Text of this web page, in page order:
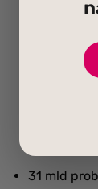
31 mld